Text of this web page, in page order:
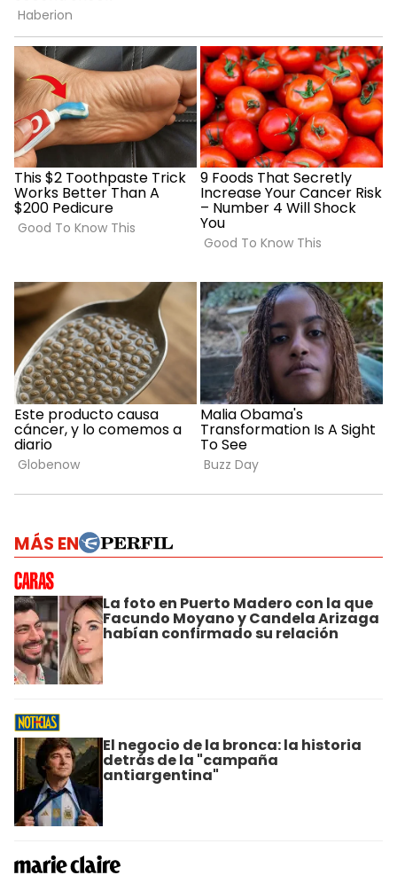
MÁS EN
La foto en Puerto Madero con la que
Facundo Moyano y Candela Arizaga
habían confirmado su relación
El negocio de la bronca: la historia
detrás de la "campaña
antiargentina"